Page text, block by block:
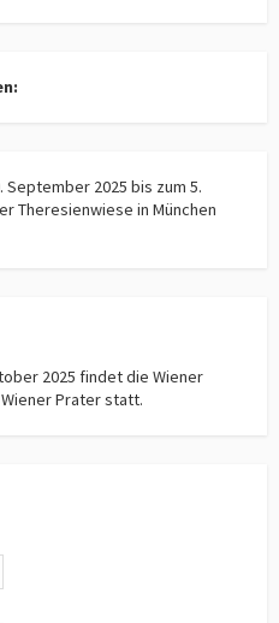
2025 bis zum 5.
Theresienwiese in München
2025 findet die Wiener
Prater statt.